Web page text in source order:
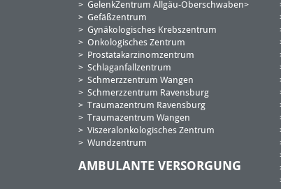
GelenkZentrum Allgäu-Oberschwaben
Gefäßzentrum
Gynäkologisches Krebszentrum
Onkologisches Zentrum
Prostatakarzinomzentrum
Schlaganfallzentrum
Schmerzzentrum Wangen
Schmerzzentrum Ravensburg
Traumazentrum Ravensburg
Traumazentrum Wangen
Viszeralonkologisches Zentrum
Wundzentrum
AMBULANTE VERSORGUNG